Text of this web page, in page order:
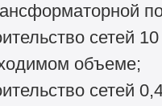
сетей
объеме;
сетей